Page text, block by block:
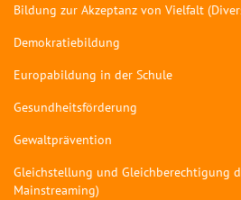
Bildung zur Akzeptanz von Vielfalt
Demokratiebildung
Europabildung in der Schule
Gesundheitsförderung
Gewaltprävention
Gleichstellung und Gleichberechtigung
Mainstreaming)